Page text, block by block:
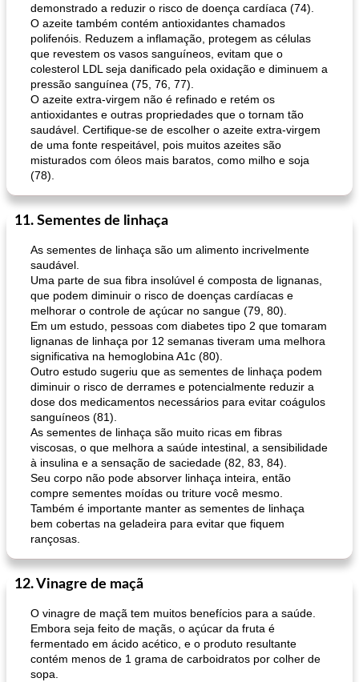
demonstrado a reduzir o risco de doença cardíaca (74).
O azeite também contém antioxidantes chamados
polifenóis. Reduzem a inflamação, protegem as células
que revestem os vasos sanguíneos, evitam que o
colesterol LDL seja danificado pela oxidação e diminuem a
pressão sanguínea (75, 76, 77).
O azeite extra-virgem não é refinado e retém os
antioxidantes e outras propriedades que o tornam tão
saudável. Certifique-se de escolher o azeite extra-virgem
de uma fonte respeitável, pois muitos azeites são
misturados com óleos mais baratos, como milho e soja
(78).
11. Sementes de linhaça
As sementes de linhaça são um alimento incrivelmente
saudável.
Uma parte de sua fibra insolúvel é composta de lignanas,
que podem diminuir o risco de doenças cardíacas e
melhorar o controle de açúcar no sangue (79, 80).
Em um estudo, pessoas com diabetes tipo 2 que tomaram
lignanas de linhaça por 12 semanas tiveram uma melhora
significativa na hemoglobina A1c (80).
Outro estudo sugeriu que as sementes de linhaça podem
diminuir o risco de derrames e potencialmente reduzir a
dose dos medicamentos necessários para evitar coágulos
sanguíneos (81).
As sementes de linhaça são muito ricas em fibras
viscosas, o que melhora a saúde intestinal, a sensibilidade
à insulina e a sensação de saciedade (82, 83, 84).
Seu corpo não pode absorver linhaça inteira, então
compre sementes moídas ou triture você mesmo.
Também é importante manter as sementes de linhaça
bem cobertas na geladeira para evitar que fiquem
rançosas.
12. Vinagre de maçã
O vinagre de maçã tem muitos benefícios para a saúde.
Embora seja feito de maçãs, o açúcar da fruta é
fermentado em ácido acético, e o produto resultante
contém menos de 1 grama de carboidratos por colher de
sopa.